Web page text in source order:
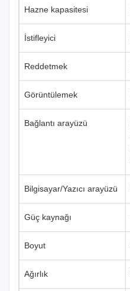
Hazne kapasitesi
İstifleyici
Reddetmek
Görüntülemek
Bağlantı arayüzü
Bilgisayar/Yazıcı arayüzü
Güç kaynağı
Boyut
Ağırlık